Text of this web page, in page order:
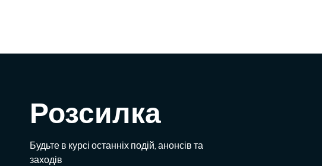
Розсилка
Будьте в курсі останніх подій, анонсів та
заходів